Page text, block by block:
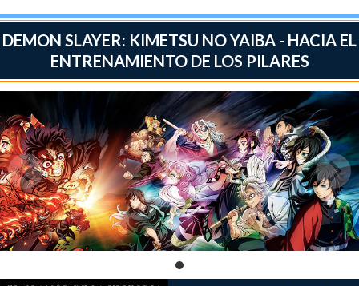
DEMON SLAYER: KIMETSU NO YAIBA - HACIA EL
ENTRENAMIENTO DE LOS PILARES